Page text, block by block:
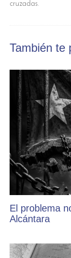
cruzadas.
También
El problema
Alcántara